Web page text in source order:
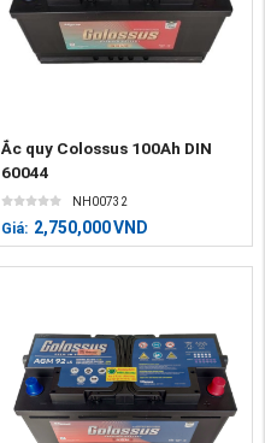
Ắc quy Colossus 100Ah DIN
60044
NH00732
Giá: 2,750,000VND